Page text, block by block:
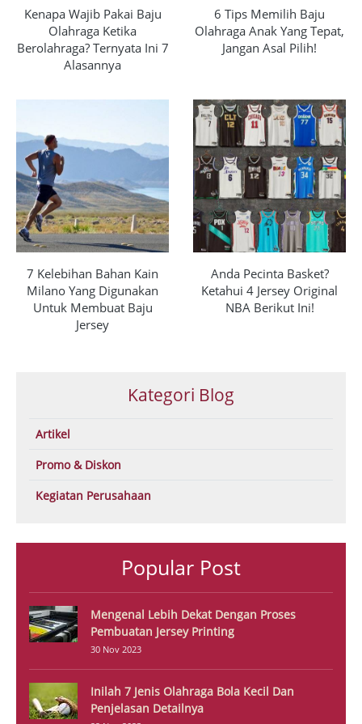
Kenapa Wajib Pakai Baju
Olahraga Ketika
Berolahraga? Ternyata Ini 7
Alasannya
6 Tips Memilih Baju
Olahraga Anak Yang Tepat,
Jangan Asal Pilih!
7 Kelebihan Bahan Kain
Milano Yang Digunakan
Untuk Membuat Baju
Jersey
Anda Pecinta Basket?
Ketahui 4 Jersey Original
NBA Berikut Ini!
Kategori Blog
Artikel
Promo & Diskon
Kegiatan Perusahaan
Popular Post
Mengenal Lebih Dekat Dengan Proses
Pembuatan Jersey Printing
30 Nov 2023
Inilah 7 Jenis Olahraga Bola Kecil Dan
Penjelasan Detailnya